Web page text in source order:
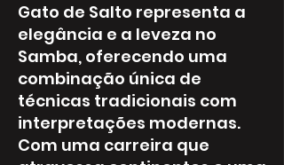
Gato de Salto representa a
elegância e a leveza no
Samba, oferecendo uma
combinação única de
técnicas tradicionais com
interpretações modernas.
Com uma carreira que